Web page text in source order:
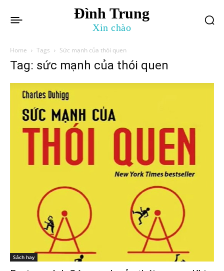
Đình Trung
Xin chào
Home Tags Sức mạnh của thói quen
Tag: sức mạnh của thói quen
Sách hay